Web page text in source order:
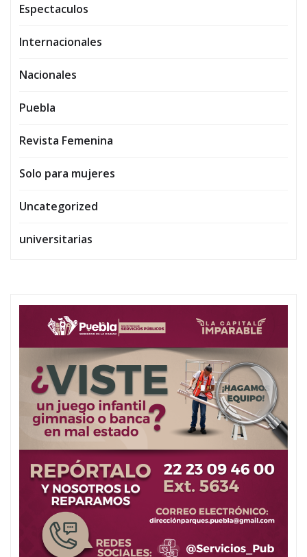
Espectaculos
Internacionales
Nacionales
Puebla
Revista Femenina
Solo para mujeres
Uncategorized
universitarias